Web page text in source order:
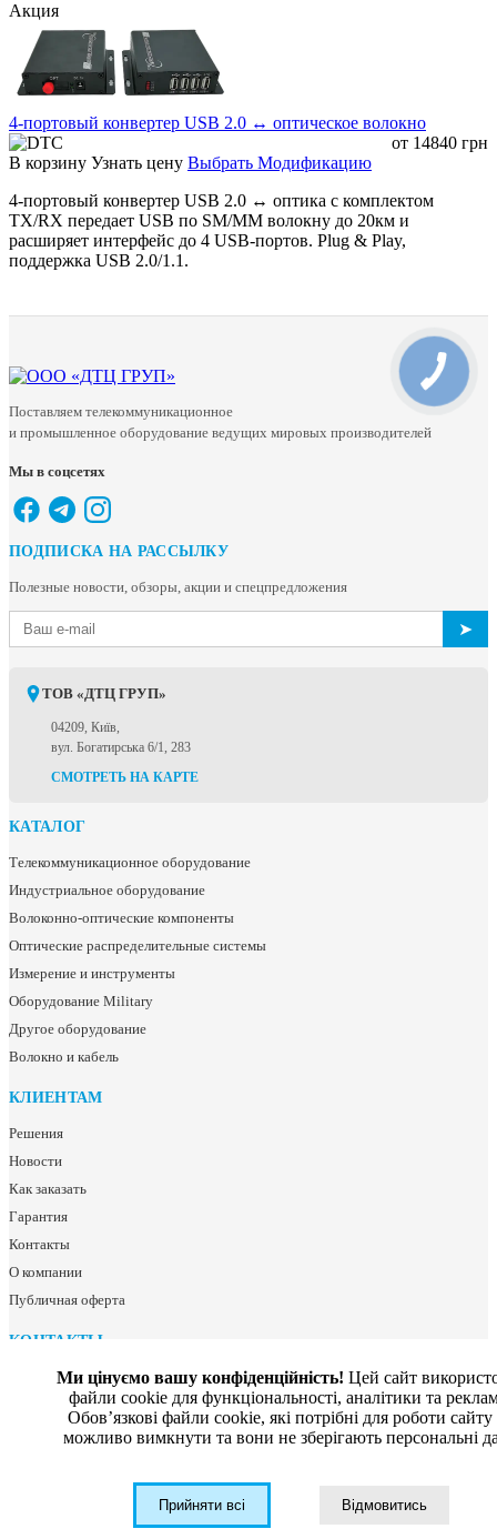
Акция
4-портовый конвертер USB 2.0 ↔ оптическое волокно
от 14840 грн
В корзину Узнать цену Выбрать Модификацию
4-портовый конвертер USB 2.0 ↔ оптика с комплектом
TX/RX передает USB по SM/MM волокну до 20км и
расширяет интерфейс до 4 USB-портов. Plug & Play,
поддержка USB 2.0/1.1.
Поставляем телекоммуникационное
и промышленное оборудование ведущих мировых производителей
Мы в соцсетях
ПОДПИСКА НА РАССЫЛКУ
Полезные новости, обзоры, акции и спецпредложения
➤
ТОВ «ДТЦ ГРУП»
04209, Київ,
вул. Богатирська 6/1, 283
СМОТРЕТЬ НА КАРТЕ
КАТАЛОГ
Телекоммуникационное оборудование
Индустриальное оборудование
Волоконно-оптические компоненты
Оптические распределительные системы
Измерение и инструменты
Оборудование Military
Другое оборудование
Волокно и кабель
КЛИЕНТАМ
Решения
Новости
Как заказать
Гарантия
Контакты
О компании
Публичная оферта
КОНТАКТЫ
+38 (044) 333-88-55
info@dtcgroup.com.ua
Ми цінуємо вашу конфіденційність! Цей сайт
файли cookie для функціональності, аналітики та
Обовʼязкові файли cookie, які потрібні для роботи сайту
можливо вимкнути та вони не зберігають персональні
Прийняти всі Відмовитись